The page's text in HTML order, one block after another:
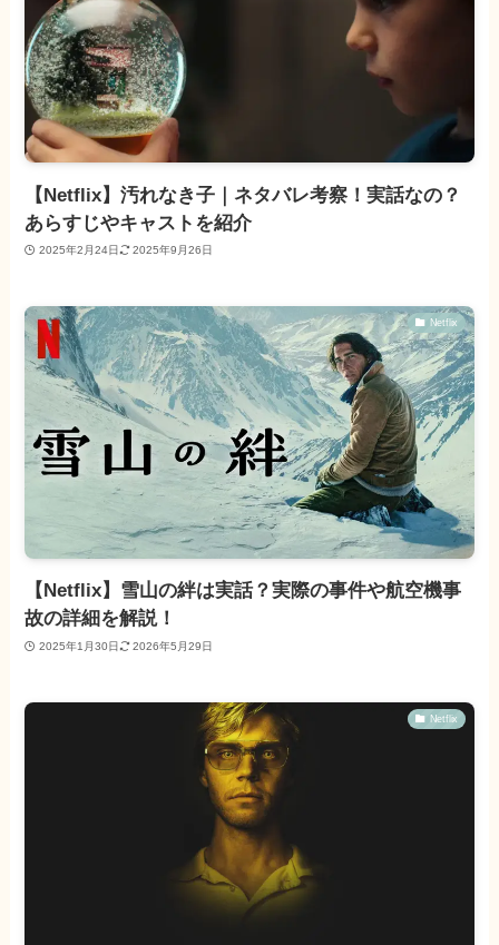
【Netflix】汚れなき子｜ネタバレ考察！実話なの？
あらすじやキャストを紹介
2025年2月24日 2025年9月26日
Netflix
【Netflix】雪山の絆は実話？実際の事件や航空機事
故の詳細を解説！
2025年1月30日 2026年5月29日
Netflix